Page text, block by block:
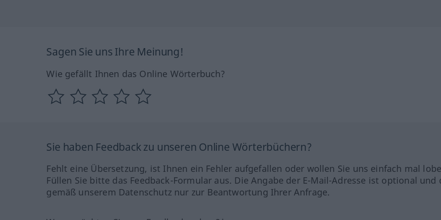
Sagen Sie uns Ihre Meinung!
Wie gefällt Ihnen das Online Wörterbuch?
Sie haben Feedback zu unseren Online Wörterbüchern?
Fehlt eine Übersetzung, ist Ihnen ein Fehler aufgefallen oder wollen Sie uns einfach mal
Füllen Sie bitte das Feedback-Formular aus. Die Angabe der E-Mail-Adresse ist optional und
gemäß unserem Datenschutz nur zur Beantwortung Ihrer Anfrage.